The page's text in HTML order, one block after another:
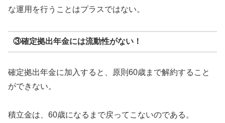
な運用を行うことはプラスではない。
③確定拠出年金には流動性がない！
確定拠出年金に加入すると、原則60歳まで解約すること
ができない。
積立金は、60歳になるまで戻ってこないのである。